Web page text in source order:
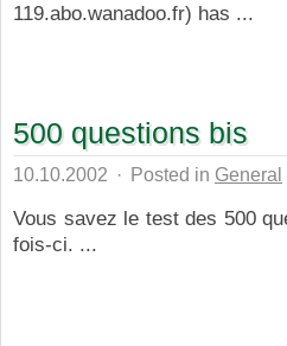
119.abo.wanadoo.fr) has ...
500 questions bis
10.10.2002 · Posted in General
Vous savez le test des 500
fois-ci. ...